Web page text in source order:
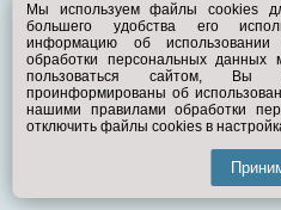
© Exist.ru
Мы используем файлы cookies
большего удобства его
информацию об
обработки персональных
пользоваться сайтом, Вы
проинформированы об
нашими правилами обработки
отключить файлы cookies в